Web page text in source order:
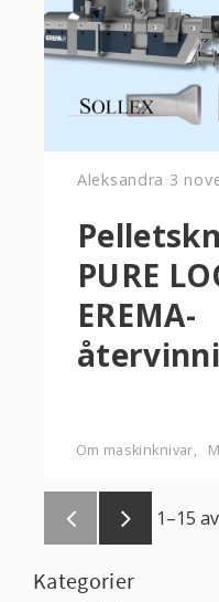
Aleksandra 3
PURE
EREMA-
Om maskinknivar
1–15 av
Kategorier